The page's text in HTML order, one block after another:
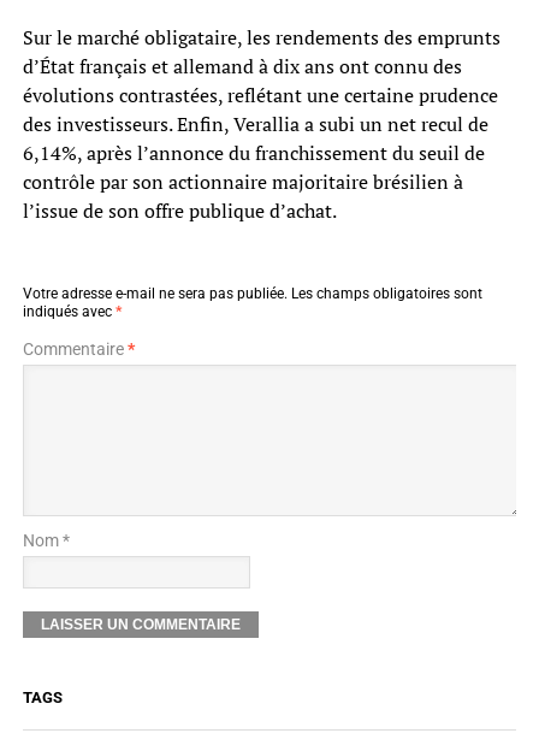
Sur le marché obligataire, les rendements des emprunts
d’État français et allemand à dix ans ont connu des
évolutions contrastées, reflétant une certaine prudence
des investisseurs. Enfin, Verallia a subi un net recul de
6,14%, après l’annonce du franchissement du seuil de
contrôle par son actionnaire majoritaire brésilien à
l’issue de son offre publique d’achat.
Votre adresse e-mail ne sera pas publiée. Les champs obligatoires sont
indiqués avec *
Commentaire*
Nom *
TAGS